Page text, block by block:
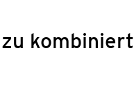
kombiniert